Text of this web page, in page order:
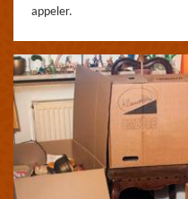
appeler.